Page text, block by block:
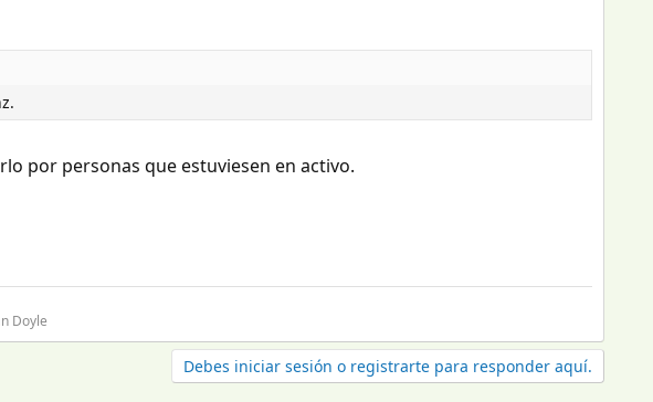
por personas que estuviesen en activo.
Doyle
Debes iniciar sesión o registrarte para responder aquí.